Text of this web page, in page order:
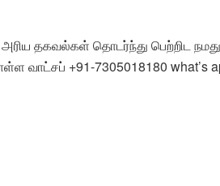
தகவல்கள் தொடர்ந்து பெற்றிட
வாட்சப் +91-7305018180 what’s